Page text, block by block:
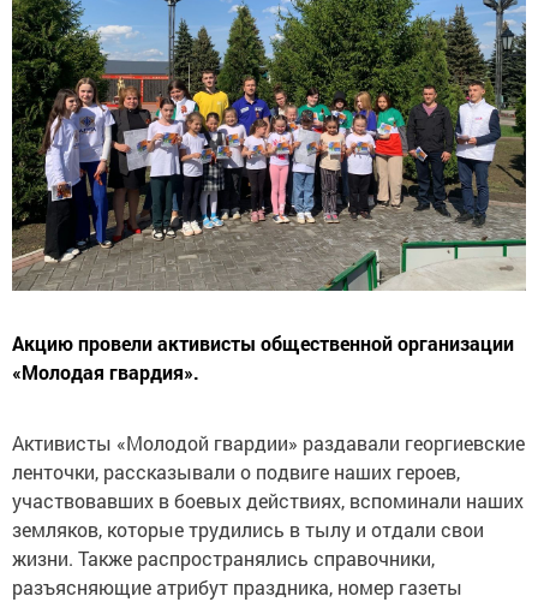
Акцию провели активисты общественной организации
«Молодая гвардия».
Активисты «Молодой гвардии» раздавали георгиевские
ленточки, рассказывали о подвиге наших героев,
участвовавших в боевых действиях, вспоминали наших
земляков, которые трудились в тылу и отдали свои
жизни. Также распространялись справочники,
разъясняющие атрибут праздника, номер газеты